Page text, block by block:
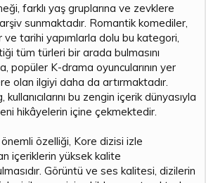
farklı yaş gruplarına ve zevklere
sunmaktadır. Romantik komediler,
tarihi yapımlarla dolu bu kategori,
tüm türleri bir arada bulmasını
popüler K-drama oyuncularının yer
olan ilgiyi daha da artırmaktadır.
bu zengin içerik dünyasıyla
hikâyelerin içine çekmektedir.
özelliği, Kore dizisi izle
içeriklerin yüksek kalite
Görüntü ve ses kalitesi, dizilerin